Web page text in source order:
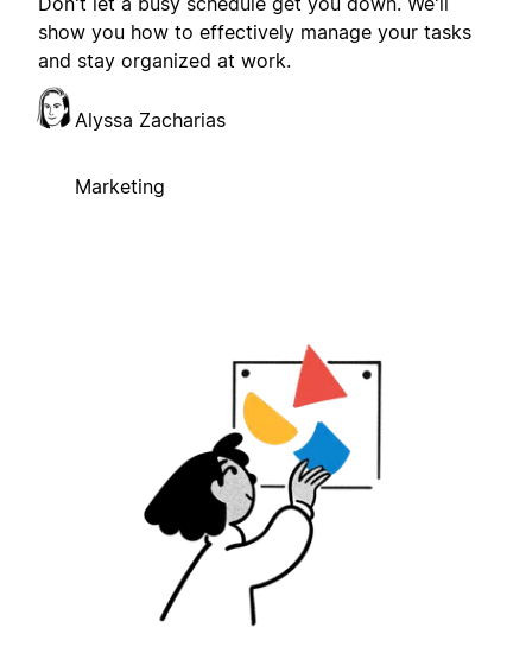
show you how to effectively manage your tasks
and stay organized at work.
Alyssa Zacharias
Marketing